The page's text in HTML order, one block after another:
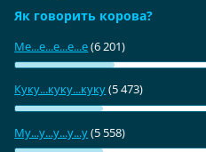
Як говорить корова?
Ме...е...е...е...е(6 201)
Куку...куку...куку(5 473)
Му...у...у...у...у(5 558)